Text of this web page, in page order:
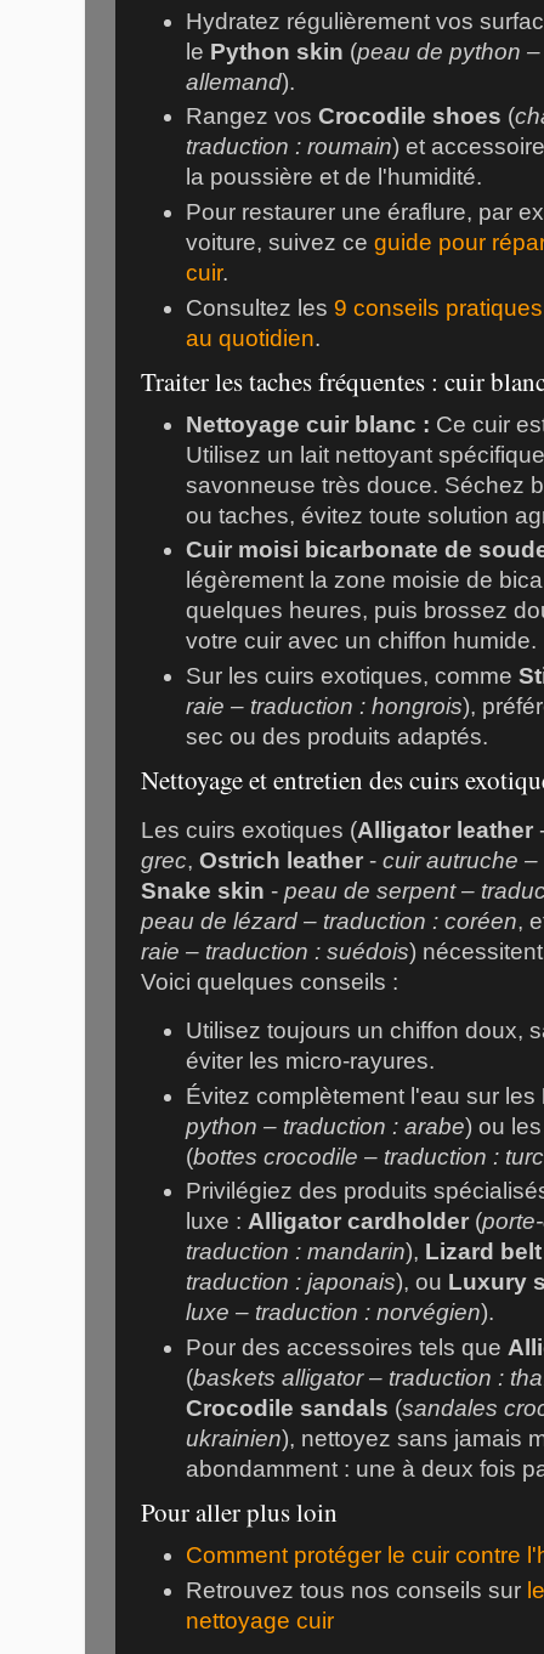
Hydratez régulièrement vos
le Python skin (peau de python
allemand).
Rangez vosCrocodile shoes (
traduction : roumain) et
la poussière et de l'humidité.
Pour restaurer une éraflure, par
voiture, suivez ceguide pour
cuir.
Consultez les 9 conseils
au quotidien.
Traiter les taches fréquentes : cuir
Nettoyage cuir blanc : Ce cuir
Utilisez un lait nettoyant
savonneuse très douce. Séchez
ou taches, évitez toute solution
Cuir moisi bicarbonate de
légèrement la zone moisie de
quelques heures, puis brossez
votre cuir avec un chiffon humide.
Sur les cuirs exotiques, comme
raie – traduction : hongrois),
sec ou des produits adaptés.
Nettoyage et entretien des cuirs
Les cuirs exotiques (Alligator leather
grec, Ostrich leather - cuir autruche
Snake skin - peau de serpent –
peau de lézard – traduction : coréen,
raie – traduction : suédois)
Voici quelques conseils :
Utilisez toujours un chiffon doux,
éviter les micro-rayures.
Évitez complètement l'eau sur les
python – traduction : arabe) ou
(bottes crocodile – traduction : turc
Privilégiez des produits
luxe :Alligator cardholder (
traduction : mandarin), Lizard belt
traduction : japonais), ou Luxury
luxe – traduction : norvégien).
Pour des accessoires tels que
(baskets alligator – traduction :
Crocodile sandals (sandales
ukrainien), nettoyez sans jamais
abondamment : une à deux fois
Pour aller plus loin
Comment protéger le cuir contre
Retrouvez tous nos conseils sur
nettoyage cuir